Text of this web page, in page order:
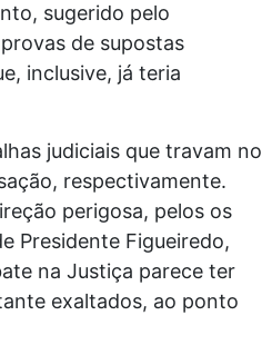
sugerido pelo
de supostas
inclusive, já teria
judiciais que travam no
respectivamente.
perigosa, pelos os
Presidente Figueiredo,
na Justiça parece ter
exaltados, ao ponto